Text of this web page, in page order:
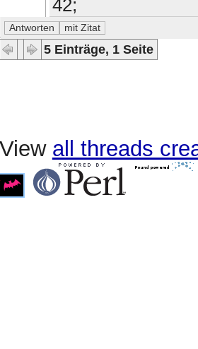
42;
5 Einträge, 1 Seite
View all threads